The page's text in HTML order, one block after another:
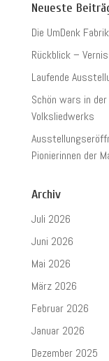
Neueste
Die UmDenk
Rückblick –
Laufende
Schön wars in
Volksliedwerks
Pionierinnen der
Archiv
Juli 2026
Juni 2026
Mai 2026
März 2026
Februar 2026
Januar 2026
Dezember 2025